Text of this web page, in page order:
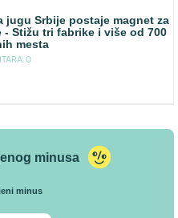
jugu Srbije postaje magnet za
- Stižu tri fabrike i više od 700
mesta
0
minusa
minus